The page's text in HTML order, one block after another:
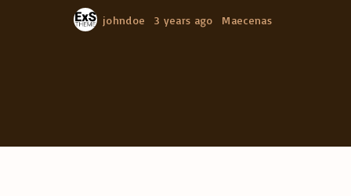
johndoe 3 years ago Maecenas